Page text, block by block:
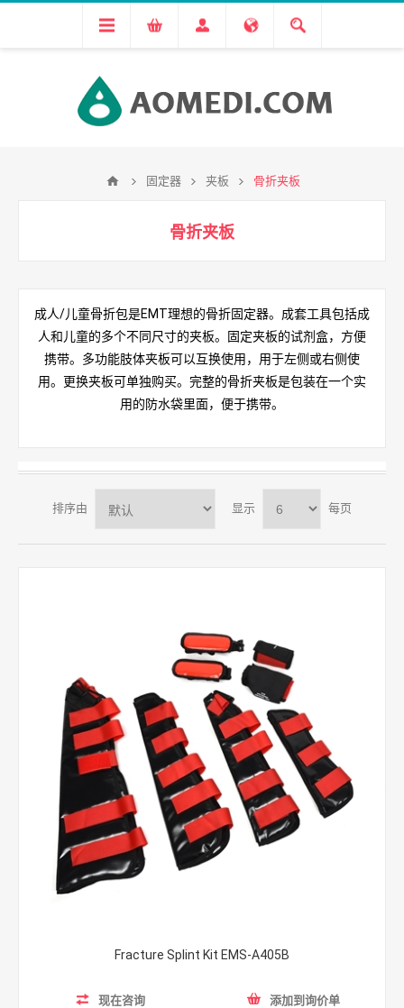
固定器 夹板 骨折夹板
骨折夹板
成人/儿童骨折包是EMT理想的骨折固定器。成套工具包括成
人和儿童的多个不同尺寸的夹板。固定夹板的试剂盒，方便
携带。多功能肢体夹板可以互换使用，用于左侧或右侧使
用。更换夹板可单独购买。 完整的骨折夹板是包装在一个实
用的防水袋里面，便于携带。
排序由 显示 每页
Fracture Splint Kit EMS-A405B
现在咨询 添加到询价单